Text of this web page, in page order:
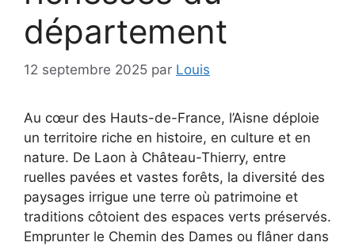
département
12 septembre 2025 par Louis
Au cœur des Hauts-de-France, l’Aisne déploie
un territoire riche en histoire, en culture et en
nature. De Laon à Château-Thierry, entre
ruelles pavées et vastes forêts, la diversité des
paysages irrigue une terre où patrimoine et
traditions côtoient des espaces verts préservés.
Emprunter le Chemin des Dames ou flâner dans